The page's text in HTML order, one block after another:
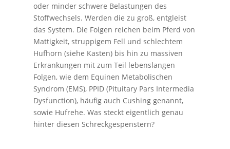
oder minder schwere Belastungen des
Stoffwechsels. Werden die zu groß, entgleist
das System. Die Folgen reichen beim Pferd von
Mattigkeit, struppigem Fell und schlechtem
Hufhorn (siehe Kasten) bis hin zu massiven
Erkrankungen mit zum Teil lebenslangen
Folgen, wie dem Equinen Metabolischen
Syndrom (EMS), PPID (Pituitary Pars Intermedia
Dysfunction), häufig auch Cushing genannt,
sowie Hufrehe. Was steckt eigentlich genau
hinter diesen Schreckgespenstern?